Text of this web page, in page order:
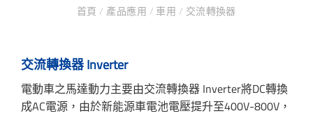
首頁 / 產品應用 / 車用 / 交流轉換器
交流轉換器 Inverter
電動車之馬達動力主要由交流轉換器 Inverter將DC轉換
成AC電源，由於新能源車電池電壓提升至400V-800V，